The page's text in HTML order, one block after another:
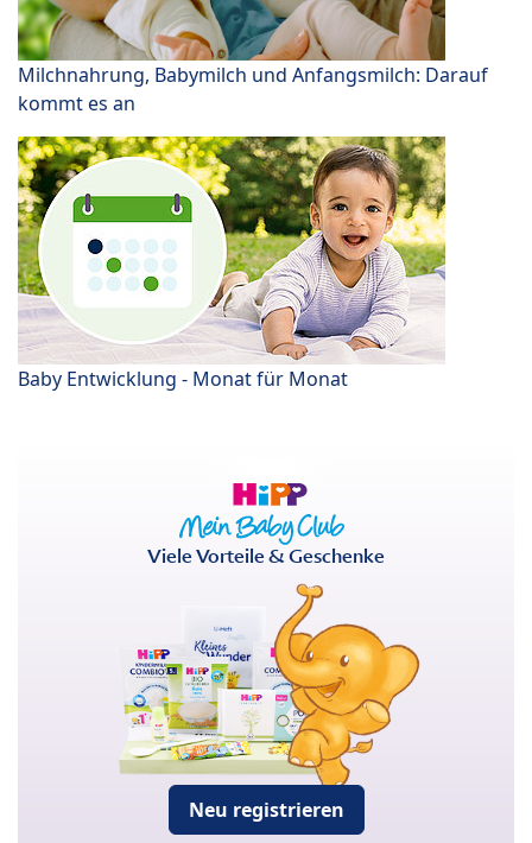
Milchnahrung, Babymilch und Anfangsmilch: Darauf
kommt es an
Baby Entwicklung - Monat für Monat
Viele Vorteile & Geschenke
Neu registrieren